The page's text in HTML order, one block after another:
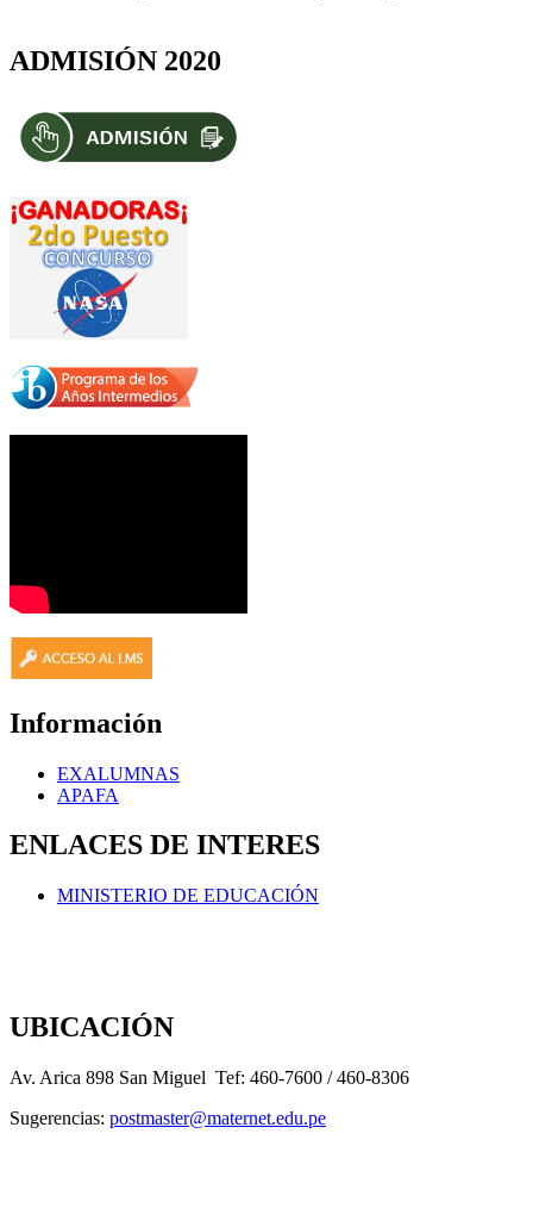
ADMISIÓN 2020
Información
EXALUMNAS
APAFA
ENLACES DE INTERES
MINISTERIO DE EDUCACIÓN
UBICACIÓN
Av. Arica 898 San Miguel Tef: 460-7600 / 460-8306
Sugerencias: postmaster@maternet.edu.pe